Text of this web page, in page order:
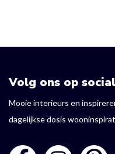
Volg ons op
Mooie interieurs en
dagelijkse dosis